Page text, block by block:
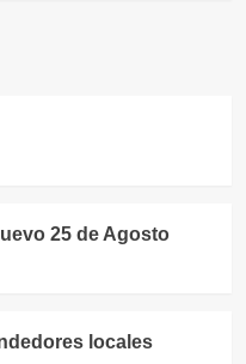
25 de Agosto
locales